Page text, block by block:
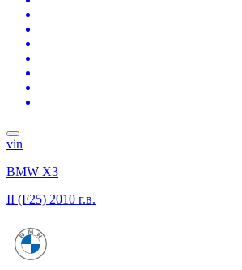
vin
BMW X3
II (F25) 2010 г.в.